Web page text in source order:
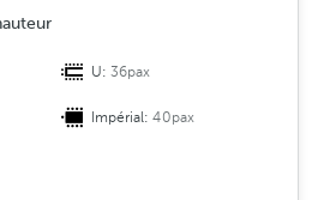
U:36pax
Impérial:40pax